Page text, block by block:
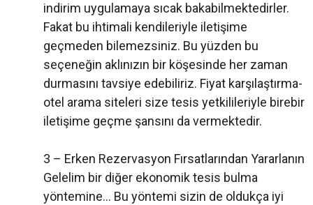
indirim uygulamaya sıcak bakabilmektedirler.
Fakat bu ihtimali kendileriyle iletişime
geçmeden bilemezsiniz. Bu yüzden bu
seçeneğin aklınızın bir köşesinde her zaman
durmasını tavsiye edebiliriz. Fiyat karşılaştırma-
otel arama siteleri size tesis yetkilileriyle birebir
iletişime geçme şansını da vermektedir.
3 – Erken Rezervasyon Fırsatlarından Yararlanın
Gelelim bir diğer ekonomik tesis bulma
yöntemine… Bu yöntemi sizin de oldukça iyi